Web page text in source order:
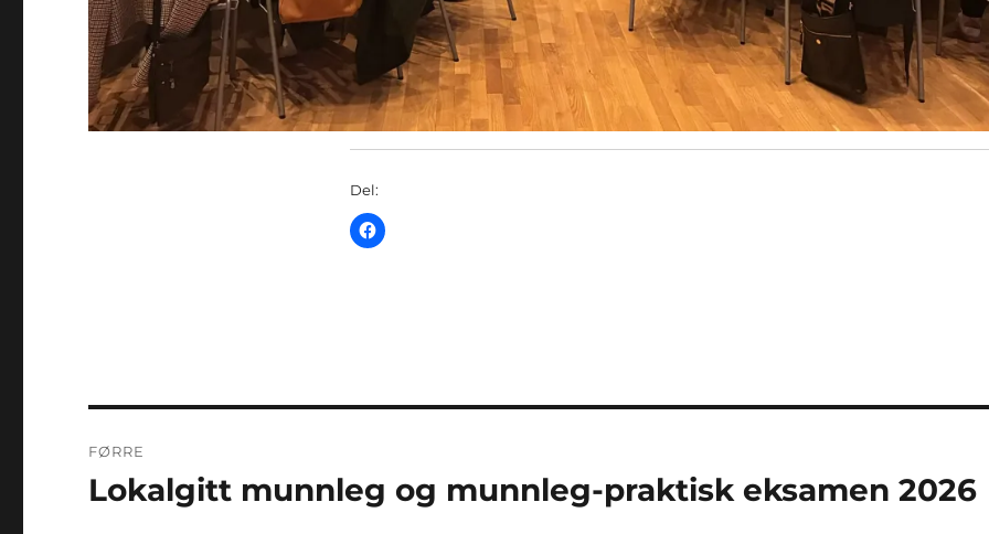
Del:
FØRRE
Førre
Lokalgitt munnleg og munnleg-praktisk eksamen 2026